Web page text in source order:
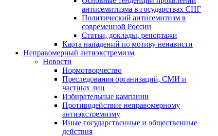
антисемитизма в государствах СНГ
Политический антисемитизм в
современной России
Статьи, доклады, репортажи
Карта нападений по мотиву ненависти
Неправомерный антиэкстремизм
Новости
Нормотворчество
Преследования организаций, СМИ и
частных лиц
Избирательные кампании
Противодействие неправомерному
антиэкстремизму
Иные государственные и общественные
действия